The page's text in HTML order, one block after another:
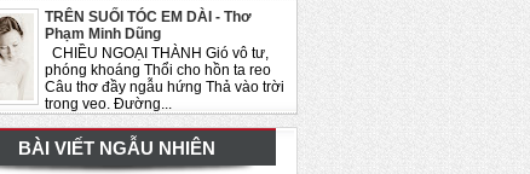
TRÊN SUỐI TÓC EM DÀI - Thơ
Phạm Minh Dũng
CHIỀU NGOẠI THÀNH Gió vô tư,
phóng khoáng Thổi cho hồn ta reo
Câu thơ đầy ngẫu hứng Thả vào trời
trong veo. Đường...
BÀI VIẾT NGẪU NHIÊN